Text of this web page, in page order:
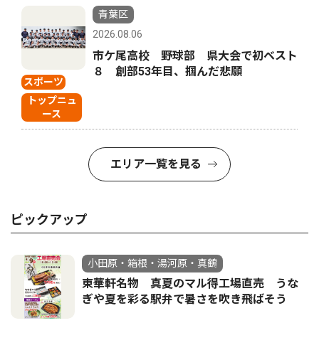
スポーツ
トップニュ
ース
青葉区
2026.08.06
市ケ尾高校 野球部 県大会で初ベスト
８ 創部53年目、掴んだ悲願
エリア一覧を見る
ピックアップ
小田原・箱根・湯河原・真鶴
東華軒名物 真夏のマル得工場直売 うな
ぎや夏を彩る駅弁で暑さを吹き飛ばそう